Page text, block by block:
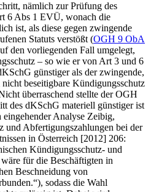
nämlich zur Prüfung des
6 Abs 1 EVÜ, wonach die
ist, als diese gegen zwingende
Statuts verstößt (OGH 9 ObA
den vorliegenden Fall umgelegt,
– so wie er von Art 3 und 6
günstiger als derzwingende,
beseitigbare Kündigungsschutz
überraschend stellte der OGH
des dKSchG materiell günstiger ist
eingehender Analyse Zeibig,
und Abfertigungszahlungen bei der
in Österreich [2012] 206:
Kündigungsschutz- und
für die Beschäftigten in
Beschneidung von
“), sodass die Wahl